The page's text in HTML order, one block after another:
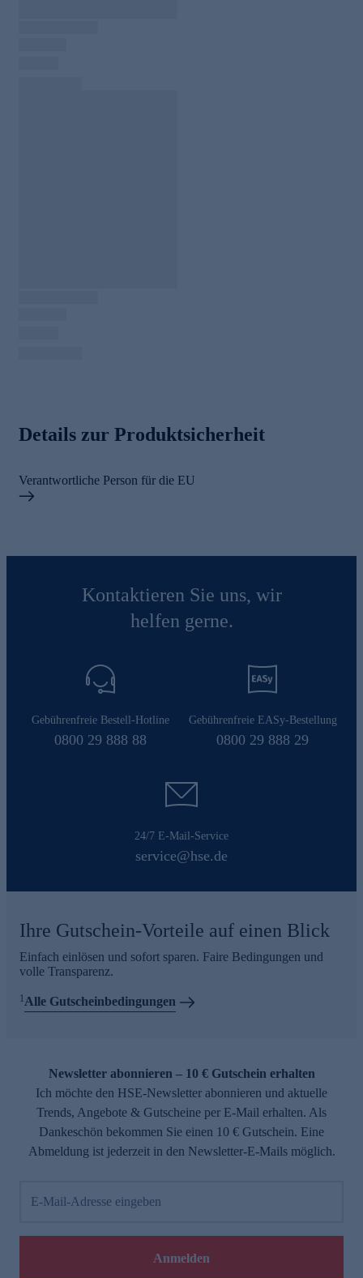
Details zur Produktsicherheit
Verantwortliche Person für die EU
Kontaktieren Sie uns, wir
helfen gerne.
Gebührenfreie Bestell-Hotline
0800 29 888 88
Gebührenfreie EASy-Bestellung
0800 29 888 29
24/7 E-Mail-Service
service@hse.de
Ihre Gutschein-Vorteile auf einen Blick
Einfach einlösen und sofort sparen. Faire Bedingungen und
volle Transparenz.
1Alle Gutscheinbedingungen
Newsletter abonnieren – 10 € Gutschein erhalten
Ich möchte den HSE-Newsletter abonnieren und aktuelle
Trends, Angebote & Gutscheine per E-Mail erhalten. Als
Dankeschön bekommen Sie einen 10 € Gutschein. Eine
Abmeldung ist jederzeit in den Newsletter-E-Mails möglich.
E-Mail-Adresse eingeben
Anmelden